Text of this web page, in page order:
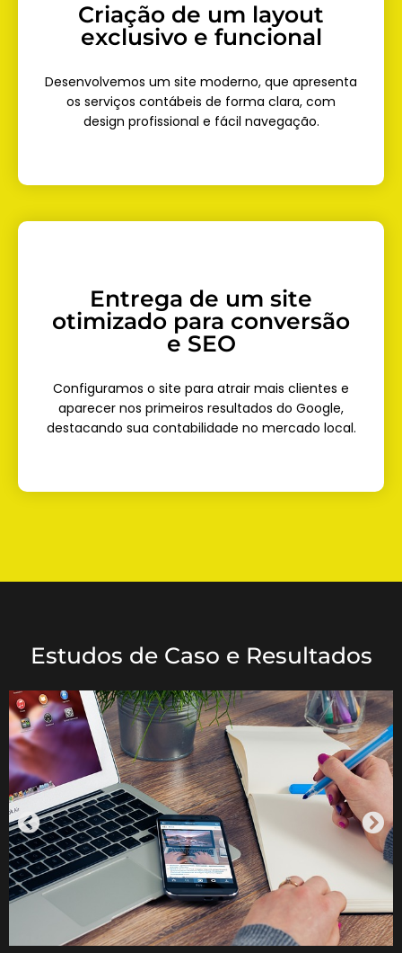
Criação de um layout
exclusivo e funcional
Desenvolvemos um site moderno, que apresenta
os serviços contábeis de forma clara, com
design profissional e fácil navegação.
Entrega de um site
otimizado para conversão
e SEO
Configuramos o site para atrair mais clientes e
aparecer nos primeiros resultados do Google,
destacando sua contabilidade no mercado local.
Estudos de Caso e Resultados